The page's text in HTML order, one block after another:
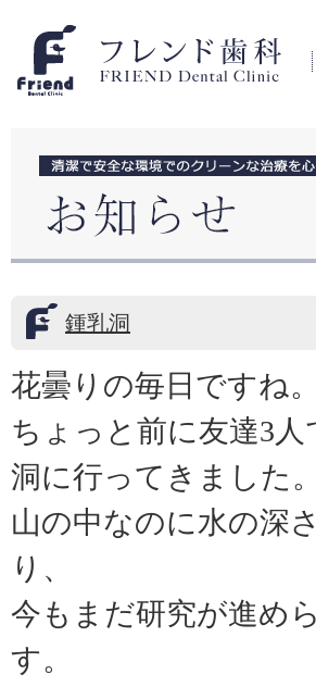
鍾乳洞
花曇りの毎日ですね。
ちょっと前に友達3
洞に行ってきました。
山の中なのに水の深
り、
今もまだ研究が進め
す。